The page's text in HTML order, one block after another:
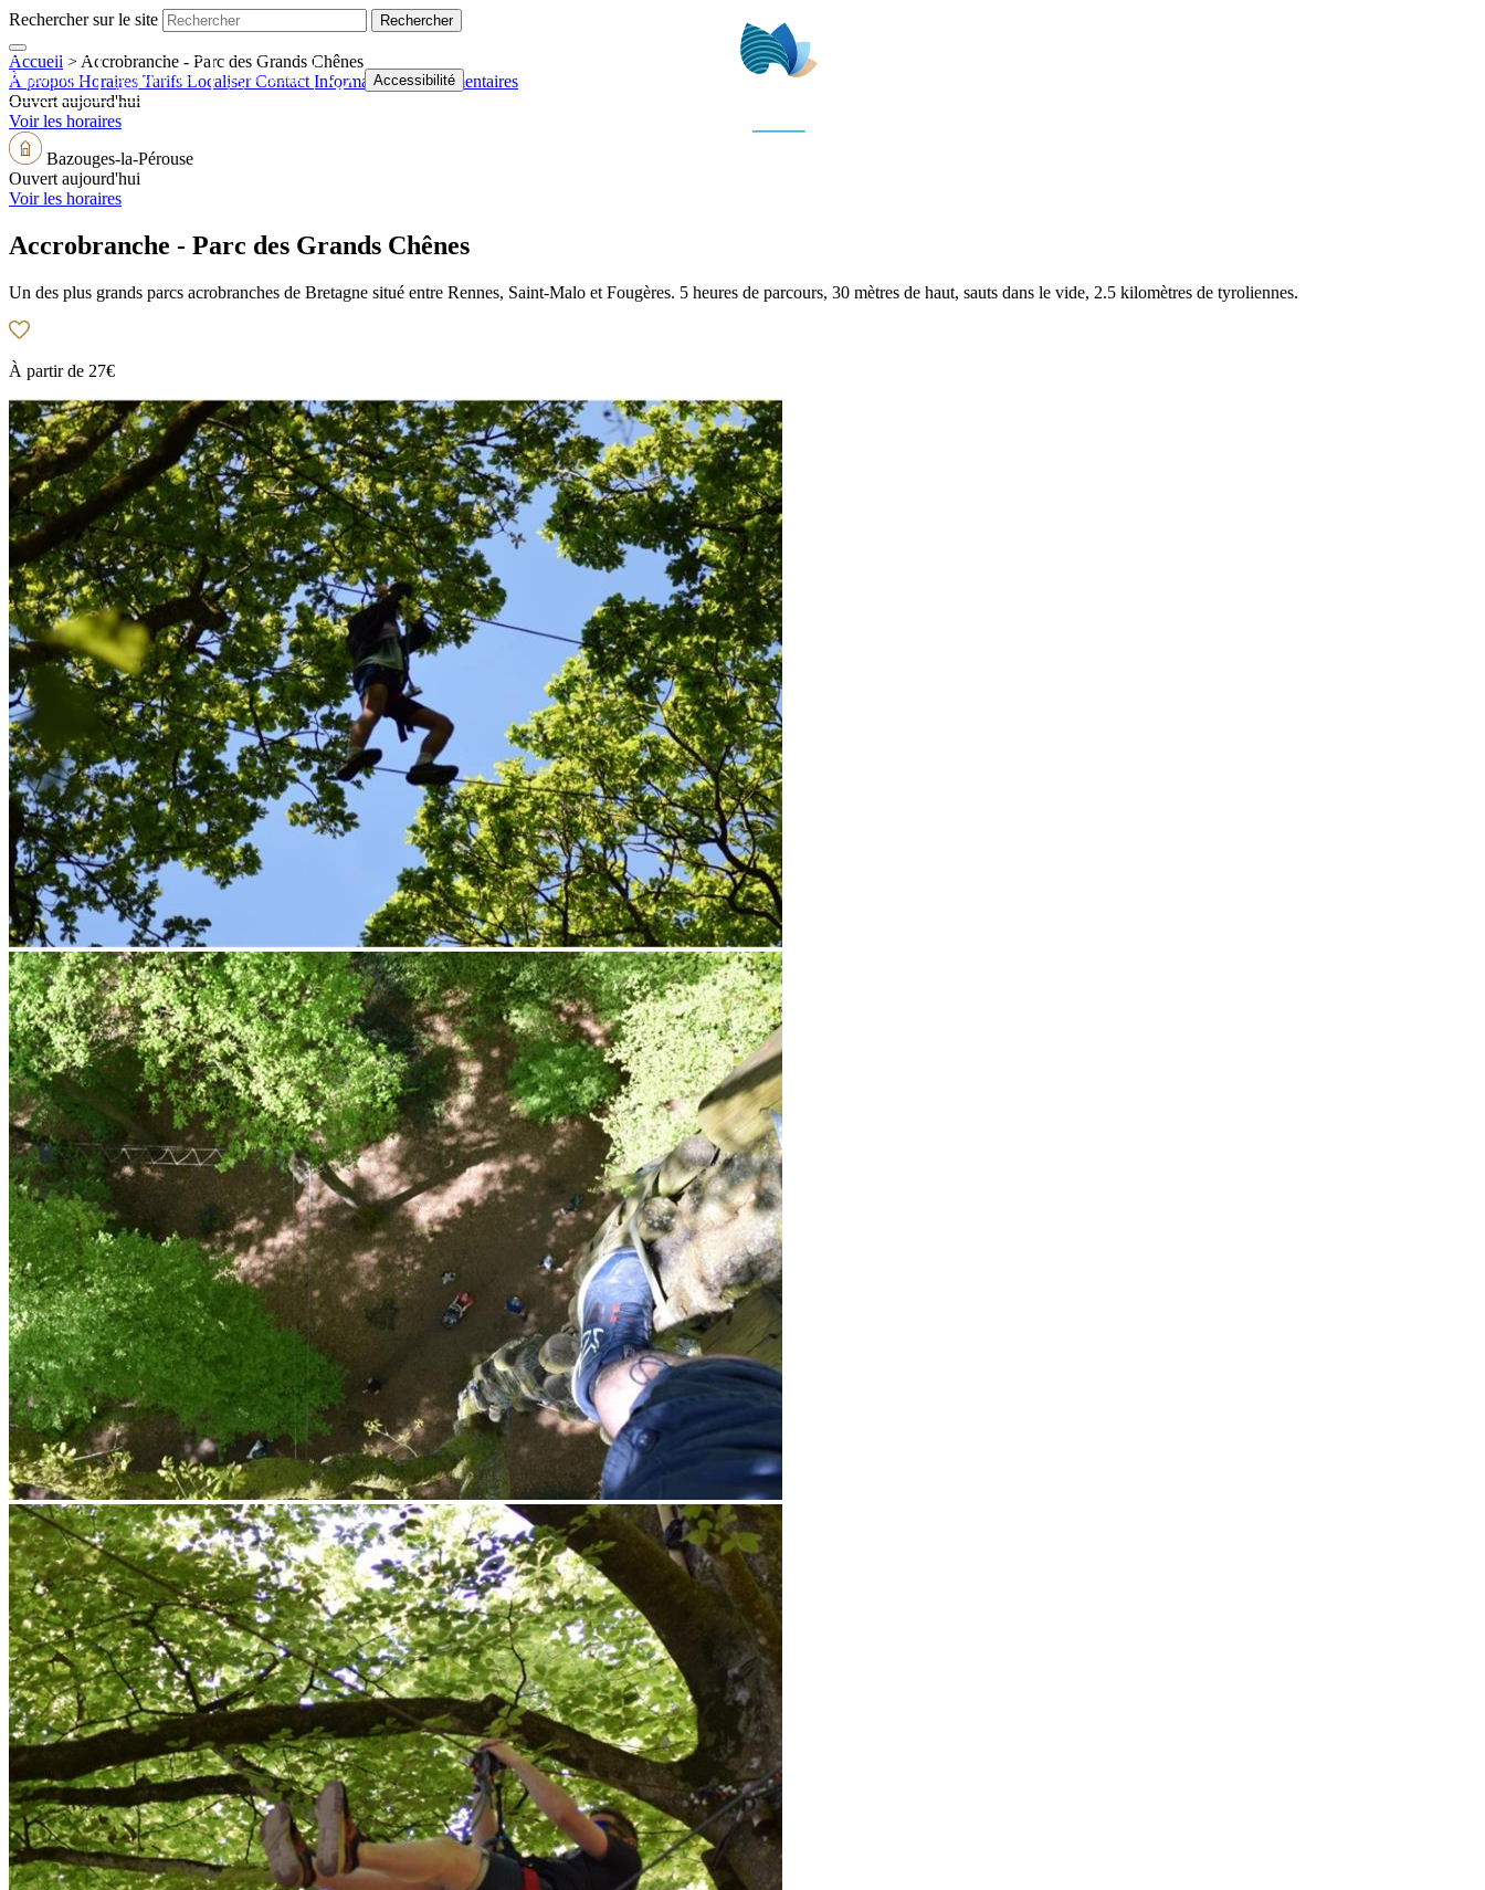
Rechercher sur le site
Boutique Billetterie Webcams Accessibilité
Accueil > Accrobranche - Parc des Grands Chênes
À propos Horaires Tarifs Localiser Contact Informations supplémentaires
Ouvert aujourd'hui
Voir les horaires
Bazouges-la-Pérouse
Ouvert aujourd'hui
Voir les horaires
Accrobranche - Parc des Grands Chênes
Un des plus grands parcs acrobranches de Bretagne situé entre Rennes, Saint-Malo et Fougères. 5 heures de parcours, 30 mètres de haut, sauts dans le vide, 2.5 kilomètres de tyroliennes.
À partir de 27€